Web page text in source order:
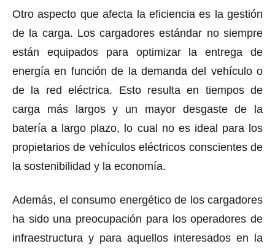
Otro aspecto que afecta la eficiencia es la gestión
de la carga. Los cargadores estándar no siempre
están equipados para optimizar la entrega de
energía en función de la demanda del vehículo o
de la red eléctrica. Esto resulta en tiempos de
carga más largos y un mayor desgaste de la
batería a largo plazo, lo cual no es ideal para los
propietarios de vehículos eléctricos conscientes de
la sostenibilidad y la economía.
Además, el consumo energético de los cargadores
ha sido una preocupación para los operadores de
infraestructura y para aquellos interesados ​​en la